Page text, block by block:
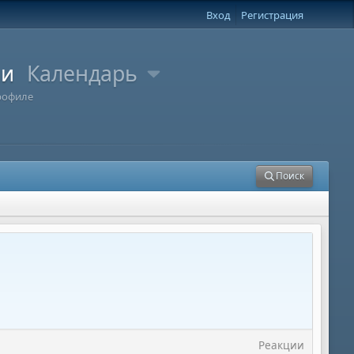
Вход Регистрация
Календарь
Поиск
Реакции